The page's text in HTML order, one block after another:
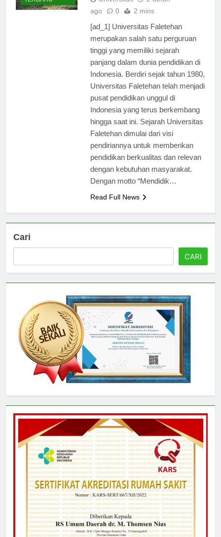
TERBARU
Universitas
2 tahun
[ad_1] Universitas Faletehan
merupakan salah satu perguruan
tinggi yang memiliki sejarah
panjang dalam dunia pendidikan di
Indonesia. Berdiri sejak tahun 1980,
Universitas Faletehan telah menjadi
pusat pendidikan unggul di
Indonesia yang terus berkembang
hingga saat ini. Sejarah Universitas
Faletehan dimulai dari visi
pendiriannya untuk memberikan
pendidikan berkualitas dan relevan
dengan kebutuhan masyarakat.
Cari
CARI